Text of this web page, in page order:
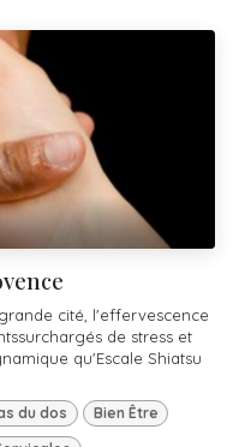
cité, l'effervescence
de stress et
qu'Escale Shiatsu
du dos Bien Être